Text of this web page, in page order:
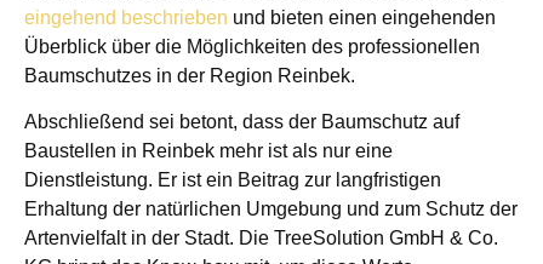
eingehend beschrieben und bieten einen eingehenden
Überblick über die Möglichkeiten des professionellen
Baumschutzes in der Region Reinbek.
Abschließend sei betont, dass der Baumschutz auf
Baustellen in Reinbek mehr ist als nur eine
Dienstleistung. Er ist ein Beitrag zur langfristigen
Erhaltung der natürlichen Umgebung und zum Schutz der
Artenvielfalt in der Stadt. Die TreeSolution GmbH & Co.